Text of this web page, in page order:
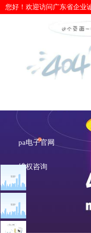
您好！欢迎访问广东省企业
深圳市三
电子官网
pa电子官网
维权咨询
文章点击排行
重大突发公共卫生事件一
2020广东省守合同重信用企